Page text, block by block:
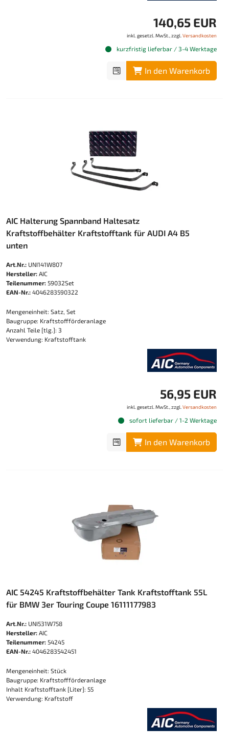
140,65 EUR
inkl. gesetzl. MwSt., zzgl.Versandkosten
kurzfristig lieferbar / 3-4 Werktage
In den Warenkorb
AIC Halterung Spannband Haltesatz
Kraftstoffbehälter Kraftstofftank für AUDI A4 B5
unten
Art.Nr.: UNI141W807
Hersteller: AIC
Teilenummer: 59032Set
EAN-Nr.: 4046283590322
Mengeneinheit: Satz, Set
Baugruppe: Kraftstoffförderanlage
Anzahl Teile [tlg.]: 3
Verwendung: Kraftstofftank
56,95 EUR
inkl. gesetzl. MwSt., zzgl.Versandkosten
sofort lieferbar / 1-2 Werktage
In den Warenkorb
AIC 54245 Kraftstoffbehälter Tank Kraftstofftank 55L
für BMW 3er Touring Coupe 16111177983
Art.Nr.: UNI531W758
Hersteller: AIC
Teilenummer: 54245
EAN-Nr.: 4046283542451
Mengeneinheit: Stück
Baugruppe: Kraftstoffförderanlage
Inhalt Kraftstofftank [Liter]: 55
Verwendung: Kraftstoff